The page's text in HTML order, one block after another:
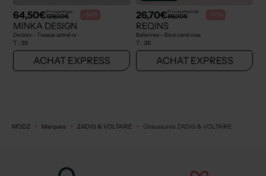
64,50€Prix boutique :
129,00€ -50%
MINKA DESIGN
Derbies - Tissage satiné or
T : 36
ACHAT EXPRESS
26,70€Prix neuf estimé :
89,00€ -70%
REQINS
Ballerines - Bout carré rose
T : 36
ACHAT EXPRESS
MODZ Marques ZADIG & VOLTAIRE Chaussures ZADIG & VOLTAIRE